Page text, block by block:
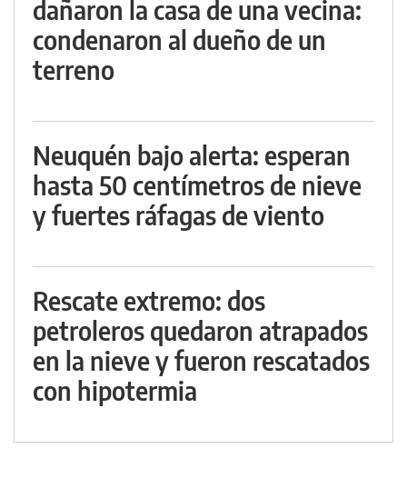
dañaron la casa de una vecina:
condenaron al dueño de un
terreno
Neuquén bajo alerta: esperan
hasta 50 centímetros de nieve
y fuertes ráfagas de viento
Rescate extremo: dos
petroleros quedaron atrapados
en la nieve y fueron rescatados
con hipotermia